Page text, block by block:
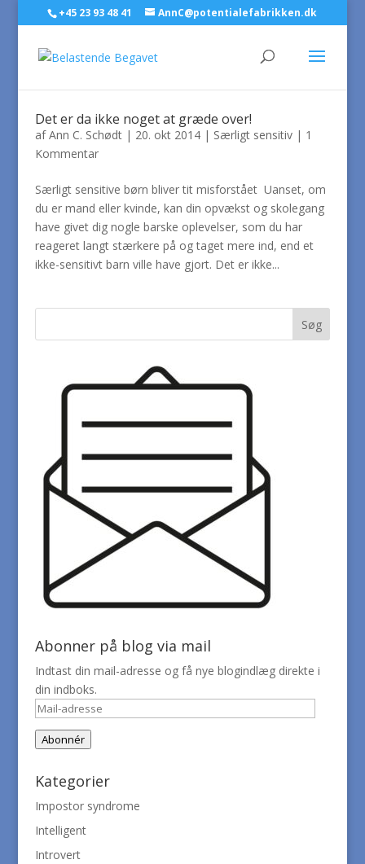
+45 23 93 48 41 AnnC@potentialefabrikken.dk
Det er da ikke noget at græde over!
afAnn C. Schødt| 20. okt 2014| Særligt sensitiv| 1
Kommentar
Særligt sensitive børn bliver tit misforstået Uanset, om
du er mand eller kvinde, kan din opvækst og skolegang
have givet dig nogle barske oplevelser, som du har
reageret langt stærkere på og taget mere ind, end et
ikke-sensitivt barn ville have gjort. Det er ikke...
Abonner på blog via mail
Indtast din mail-adresse og få nye blogindlæg direkte i
din indboks.
Mail-
adresse
Abonnér
Kategorier
Impostor syndrome
Intelligent
Introvert